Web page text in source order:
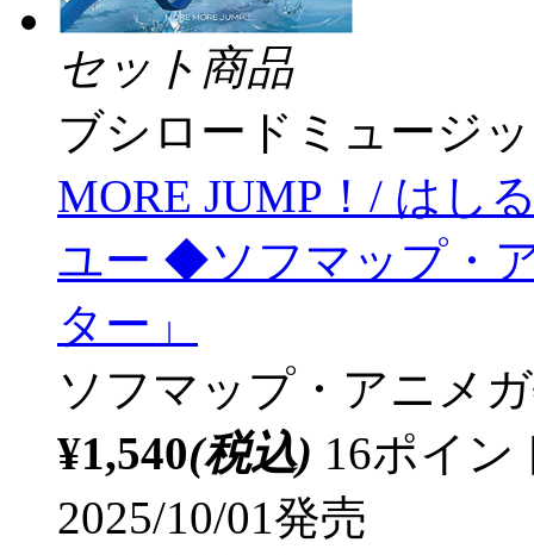
セット商品
ブシロードミュージ
MORE JUMP！/ はし
ユー ◆ソフマップ・
ター」
ソフマップ・アニメ
¥1,540(税込) 16ポイ
2025/10/01発売